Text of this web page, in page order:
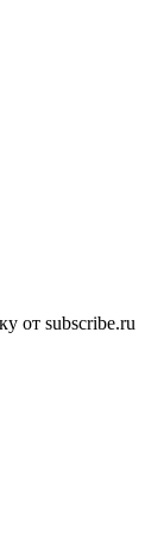
от subscribe.ru